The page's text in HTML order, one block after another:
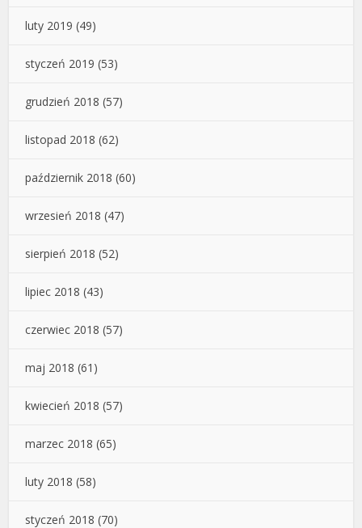
luty 2019 (49)
styczeń 2019 (53)
grudzień 2018 (57)
listopad 2018 (62)
październik 2018 (60)
wrzesień 2018 (47)
sierpień 2018 (52)
lipiec 2018 (43)
czerwiec 2018 (57)
maj 2018 (61)
kwiecień 2018 (57)
marzec 2018 (65)
luty 2018 (58)
styczeń 2018 (70)